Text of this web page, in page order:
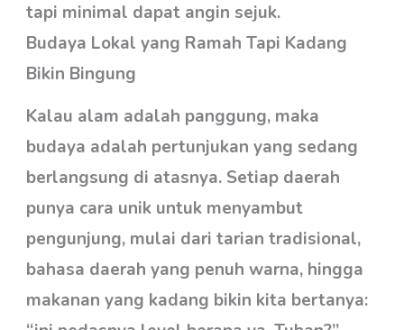
tapi minimal dapat angin sejuk.
Budaya Lokal yang Ramah Tapi Kadang
Bikin Bingung
Kalau alam adalah panggung, maka
budaya adalah pertunjukan yang sedang
berlangsung di atasnya. Setiap daerah
punya cara unik untuk menyambut
pengunjung, mulai dari tarian tradisional,
bahasa daerah yang penuh warna, hingga
makanan yang kadang bikin kita bertanya: